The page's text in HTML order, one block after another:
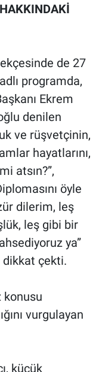
de 27
programda,
Ekrem
denilen
ve rüşvetçinin,
hayatlarını,
atsın?”,
öyle
dilerim, leş
leş gibi bir
ya”
dikkat çekti.
konusu
vurgulayan
küçük